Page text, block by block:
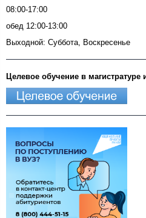
08:00-17:00
обед 12:00-13:00
Выходной: Суббота, Воскресенье
Целевое обучение в магистратуре